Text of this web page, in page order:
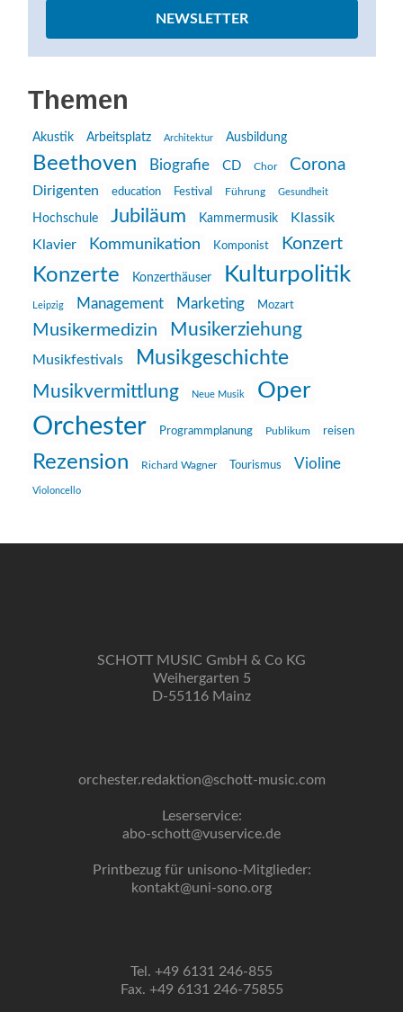
NEWSLETTER
Themen
Akustik Arbeitsplatz Architektur Ausbildung
Beethoven Biografie CD Chor Corona
Dirigenten education Festival Führung Gesundheit
Hochschule Jubiläum Kammermusik
Klassik
Klavier
Kommunikation Komponist Konzert
Konzerte Konzerthäuser Kulturpolitik
Leipzig Management Marketing Mozart
Musikermedizin Musikerziehung
Musikfestivals Musikgeschichte
Musikvermittlung Neue Musik Oper
Orchester Programmplanung Publikum reisen
Rezension Richard Wagner Tourismus Violine
Violoncello
SCHOTT MUSIC GmbH & Co KG
Weihergarten 5
D-55116 Mainz
orchester.redaktion@schott-music.com
Leserservice:
abo-schott@vuservice.de
Printbezug für unisono-Mitglieder:
kontakt@uni-sono.org
Tel. +49 6131 246-855
Fax. +49 6131 246-75855